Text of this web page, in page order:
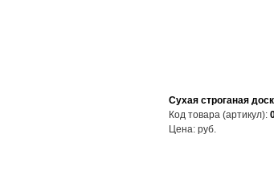
Сухая строганая
Код товара (артикул):
Цена: руб.